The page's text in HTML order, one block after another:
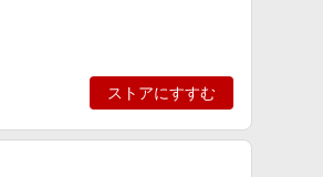
ストアにすすむ